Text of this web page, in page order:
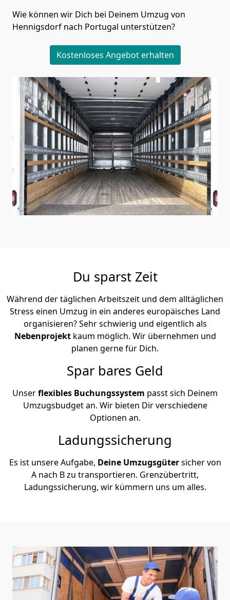
Wie können wir Dich bei Deinem Umzug von
Hennigsdorf nach Portugal unterstützen?
Kostenloses Angebot erhalten
Du sparst Zeit
Während der täglichen Arbeitszeit und dem alltäglichen
Stress einen Umzug in ein anderes europäisches Land
organisieren? Sehr schwierig und eigentlich als
Nebenprojekt kaum möglich. Wir übernehmen und
planen gerne für Dich.
Spar bares Geld
Unserflexibles Buchungssystem passt sich Deinem
Umzugsbudget an. Wir bieten Dir verschiedene
Optionen an.
Ladungssicherung
Es ist unsere Aufgabe, Deine Umzugsgütersicher von
A nach B zu transportieren. Grenzübertritt,
Ladungssicherung, wir kümmern uns um alles.